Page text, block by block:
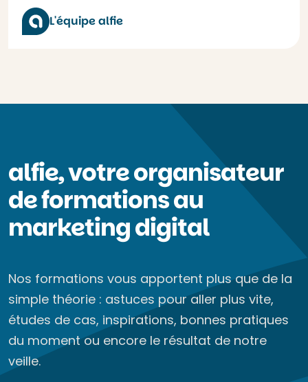
L'équipe alfie
alfie, votre organisateur
de formations au
marketing digital
Nos formations vous apportent plus que de la
simple théorie : astuces pour aller plus vite,
études de cas, inspirations, bonnes pratiques
du moment ou encore le résultat de notre
veille.